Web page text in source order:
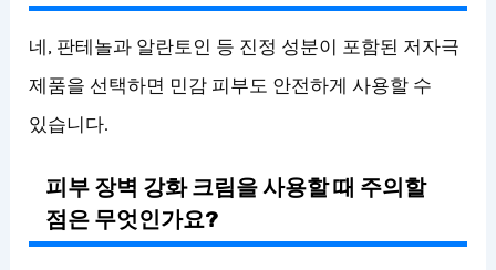
네, 판테놀과 알란토인 등 진정 성분이 포함된 저자극
제품을 선택하면 민감 피부도 안전하게 사용할 수
있습니다.
피부 장벽 강화 크림을 사용할 때 주의할
점은 무엇인가요?